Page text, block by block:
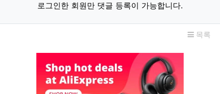
로그인한 회원만 댓글 등록이 가능합니다.
목록